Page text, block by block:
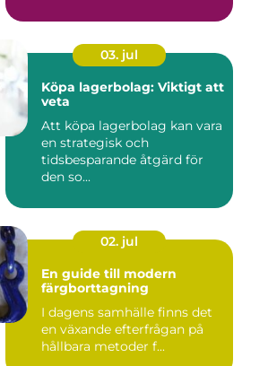
03. jul
Köpa lagerbolag: Viktigt att
veta
Att köpa lagerbolag kan vara
en strategisk och
tidsbesparande åtgärd för
den so...
02. jul
En guide till modern
färgborttagning
I dagens samhälle finns det
en växande efterfrågan på
hållbara metoder f...